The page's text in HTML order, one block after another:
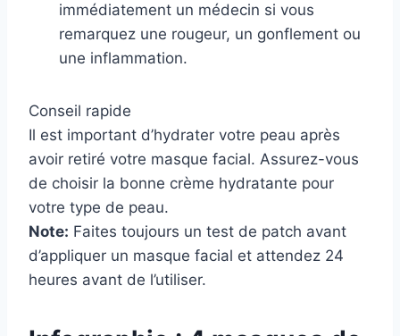
immédiatement un médecin si vous
remarquez une rougeur, un gonflement ou
une inflammation.
Conseil rapide
Il est important d’hydrater votre peau après
avoir retiré votre masque facial. Assurez-vous
de choisir la bonne crème hydratante pour
votre type de peau.
Note: Faites toujours un test de patch avant
d’appliquer un masque facial et attendez 24
heures avant de l’utiliser.